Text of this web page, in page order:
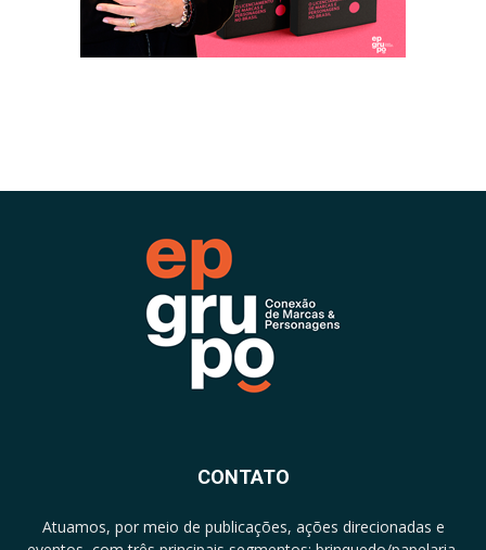
CONTATO
Atuamos, por meio de publicações, ações direcionadas e